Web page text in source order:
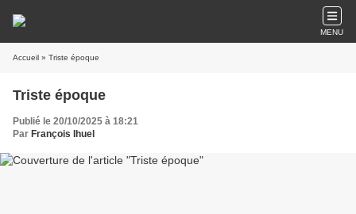
MENU
Accueil » Triste époque
Triste époque
Publié le 20/10/2025 à 18:21
Par François Ihuel